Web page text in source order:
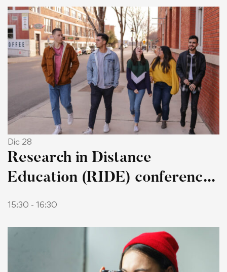
Dic 28
Research in Distance
Education (RIDE) conference
2021
15:30 - 16:30